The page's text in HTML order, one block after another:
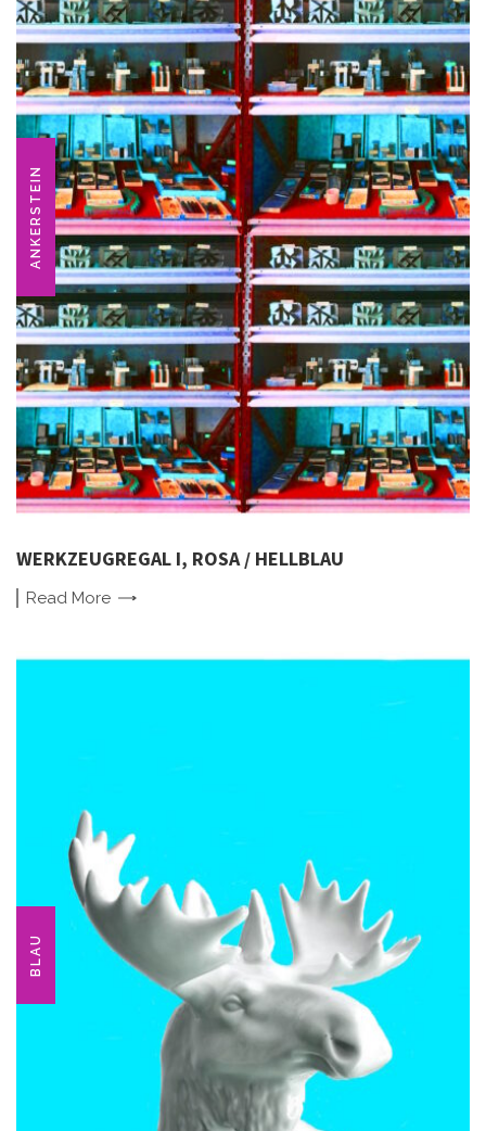
ANKERSTEIN
WERKZEUGREGAL I, ROSA / HELLBLAU
Read More
BLAU